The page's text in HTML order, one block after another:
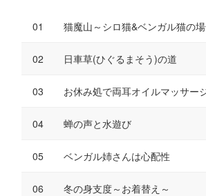
猫魔山～シロ猫&ベンガル猫の
日車草(ひぐるまそう)の道
お休み処で両耳オイルマッサー
蝉の声と水遊び
ベンガル姉さんは心配性
冬の身支度～お着替え～